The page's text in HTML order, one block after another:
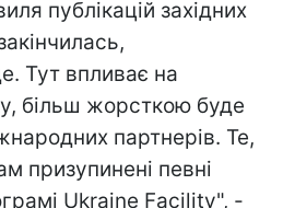
публікацій західних
Тут впливає на
більш жорсткою буде
партнерів. Те,
призупинені певні
Ukraine Facility", -